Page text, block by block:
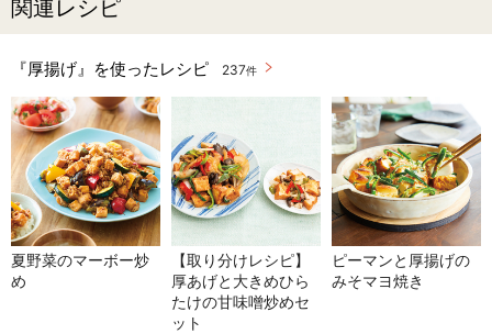
関連レシピ
『厚揚げ』を使ったレシピ 237件
夏野菜のマーボー炒
め
【取り分けレシピ】
厚あげと大きめひら
たけの甘味噌炒めセ
ット
ピーマンと厚揚げの
みそマヨ焼き